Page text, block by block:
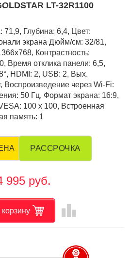
LT-32R1100
Глубина: 6,4, Цвет:
экрана Дюйм/см: 32/81,
Контрастность:
Время отклика панели: 6,5,
HDMI: 2, USB: 2, Вых.
Воспроизведение через Wi-Fi:
50 Гц, Формат экрана: 16:9,
100 х 100, Встроенная
память: 1
РАССРОЧКА
995 руб.
корзину leaderboard